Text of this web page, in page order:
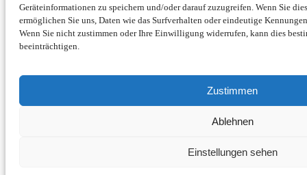
Geräteinformationen zu speichern und/oder darauf zuzugreifen. Wenn Sie
ermöglichen Sie uns, Daten wie das Surfverhalten oder eindeutige
Wenn Sie nicht zustimmen oder Ihre Einwilligung widerrufen, kann dies
beeinträchtigen.
Zustimmen
Ablehnen
Einstellungen sehen